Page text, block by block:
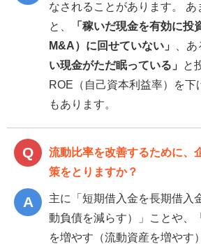
なされることがあります。 あ
と、
「稼いだ現金を有効に投
M&A）に回せていない」
、
い現金がただ眠っている」
と
ROE（自己資本利益率）を下
もあります。
流動比率を改善するために、
策をとりますか？
主に「短期借入金を長期借入
動負債を減らす）」ことや、
を増やす（流動資産を増やす